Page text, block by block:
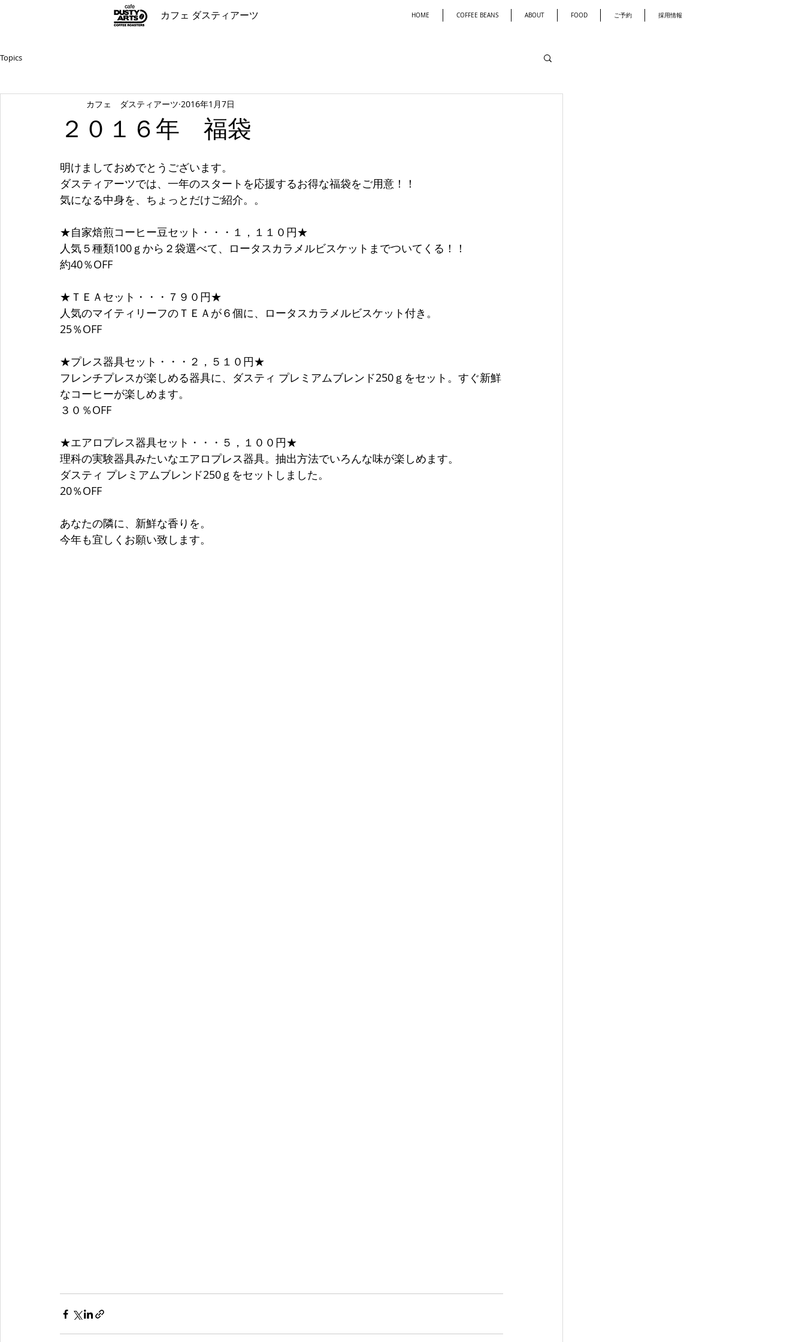
カフェ ダスティアーツ HOME COFFEE BEANS ABOUT FOOD ご予約 採用情報
Topics
２０１６年 福袋
カフェ ダスティアーツ 2016年1月7日
明けましておめでとうございます。
ダスティアーツでは、一年のスタートを応援するお得な福袋をご用意！！
気になる中身を、ちょっとだけご紹介。。
★自家焙煎コーヒー豆セット・・・１，１１０円★
人気５種類100ｇから２袋選べて、ロータスカラメルビスケットまでついてくる！！
約40％OFF
★ＴＥＡセット・・・７９０円★
人気のマイティリーフのＴＥＡが６個に、ロータスカラメルビスケット付き。
25％OFF
★プレス器具セット・・・２，５１０円★
フレンチプレスが楽しめる器具に、ダスティ プレミアムブレンド250ｇをセット。すぐ新鮮
なコーヒーが楽しめます。
３０％OFF
★エアロプレス器具セット・・・５，１００円★
理科の実験器具みたいなエアロプレス器具。抽出方法でいろんな味が楽しめます。
ダスティ プレミアムブレンド250ｇをセットしました。
20％OFF
あなたの隣に、新鮮な香りを。
今年も宜しくお願い致します。